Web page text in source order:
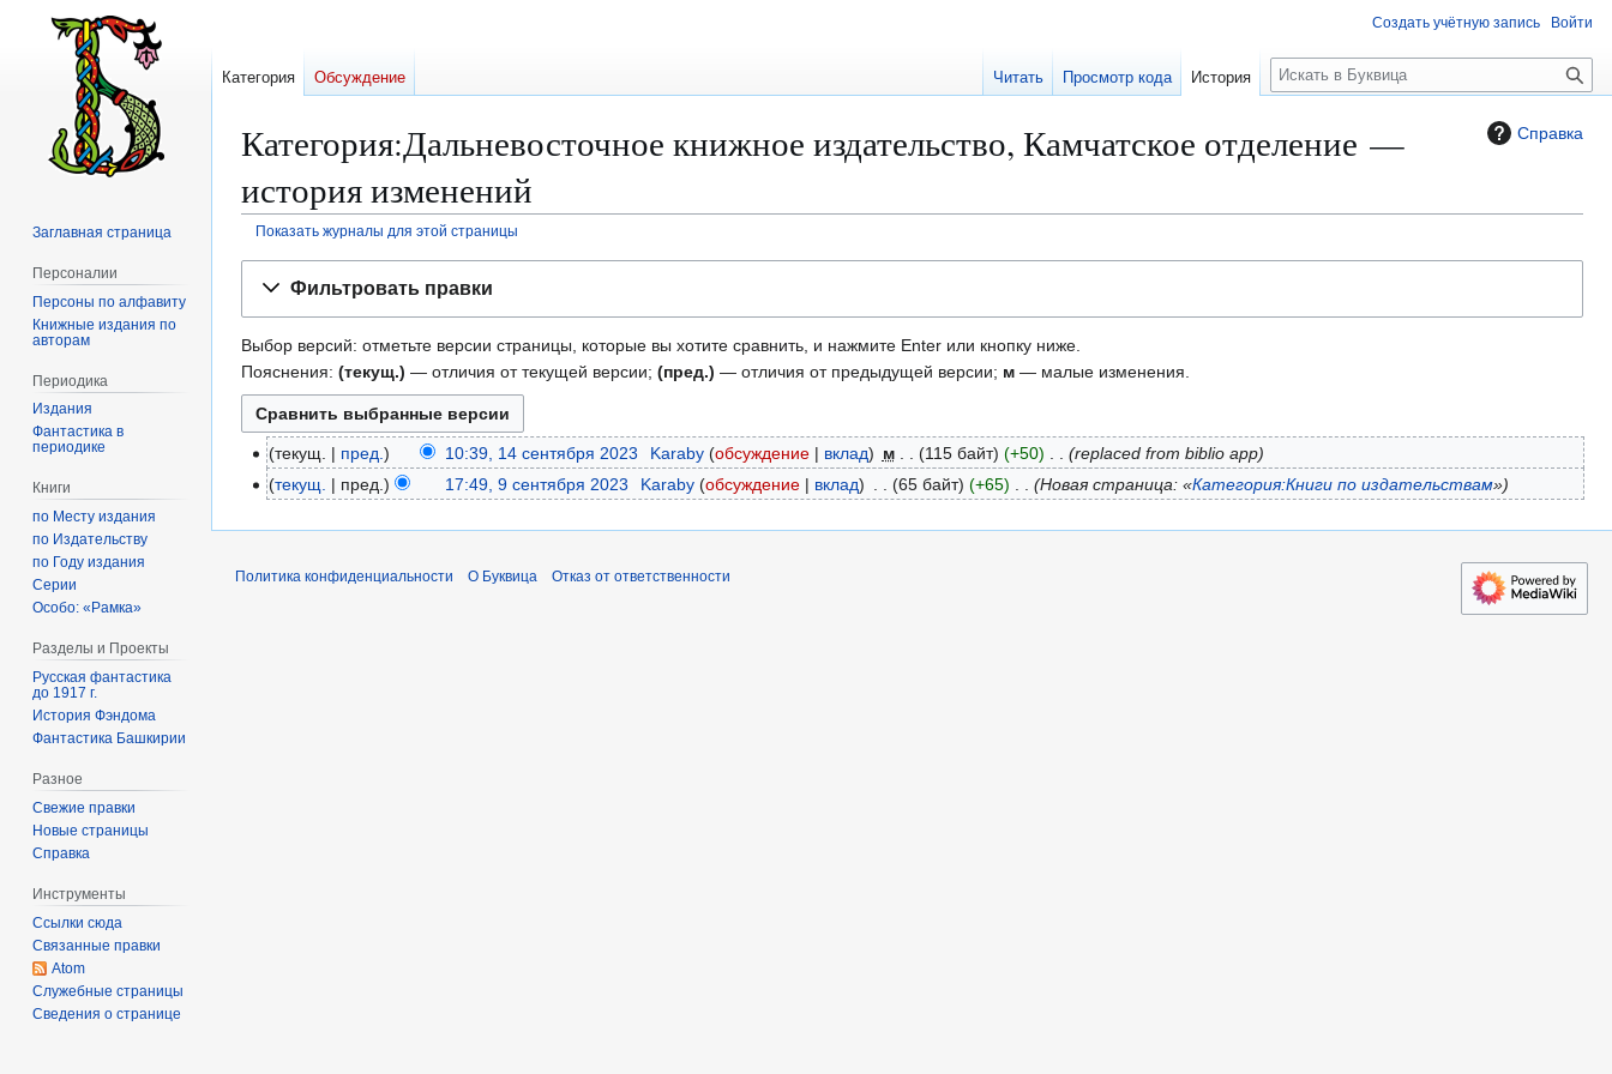
Справка
Категория:Дальневосточное книжное издательство, Камчатское отделение —
история изменений
Показать журналы для этой страницы
Фильтровать правки
Выбор версий: отметьте версии страницы, которые вы хотите сравнить, и нажмите Enter или кнопку ниже.
Пояснения: (текущ.) — отличия от текущей версии; (пред.) — отличия от предыдущей версии; м — малые изменения.
е
т
текущ. пред. 10:39, 14 сентября 2023 Karaby обсуждение вклад м 115 байт +50
replaced from biblio app
н
текущ. пред. 17:49, 9 сентября 2023 Karaby обсуждение вклад 65 байт +65 Новая страница: «Категория:Книги по издательствам»
Создать учётную запись Войти
Категория Обсуждение Читать Просмотр кода История
П
о
с
Заглавная страница
Персоналии
Персоны по алфавиту
Книжные издания по
авторам
Периодика
Издания
Фантастика в
периодике
Книги
по Месту издания
по Издательству
по Году издания
Серии
Особо: «Рамка»
Разделы и Проекты
Русская фантастика
до 1917 г.
История Фэндома
Фантастика Башкирии
Разное
Свежие правки
Новые страницы
Справка
Инструменты
Ссылки сюда
Связанные правки
Atom
Служебные страницы
Сведения о странице
Политика конфиденциальности О Буквица Отказ от ответственности